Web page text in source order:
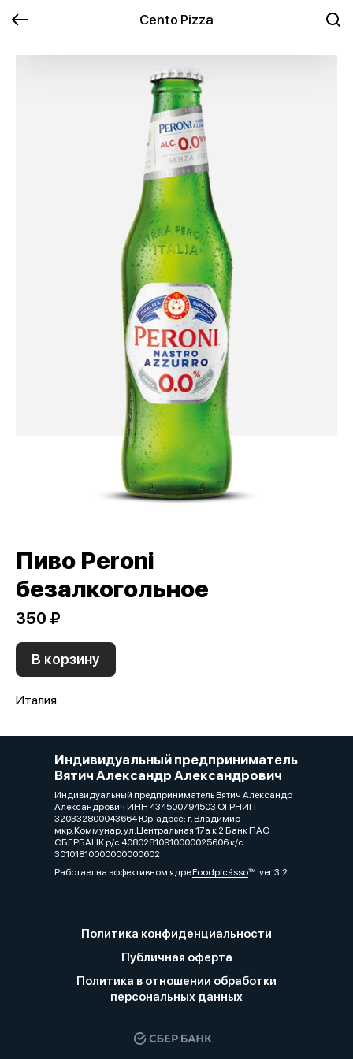
Cento Pizza
Пиво Peroni
безалкогольное
350 ₽
В корзину
Италия
Индивидуальный предприниматель
Вятич Александр Александрович
Индивидуальный предприниматель Вятич Александр
Александрович ИНН 434500794503 ОГРНИП
320332800043664 Юр. адрес: г. Владимир
мкр.Коммунар, ул.Центральная 17а к 2 Банк ПАО
СБЕРБАНК р/с 40802810910000025606 к/с
30101810000000000602
Работает на эффективном ядреFoodpicássover. 3.2
Политика конфиденциальности
Публичная оферта
Политика в отношении обработки
персональных данных